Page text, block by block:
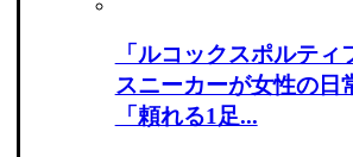
「ルコックスポルティ
スニーカーが女性の日
「頼れる1足...